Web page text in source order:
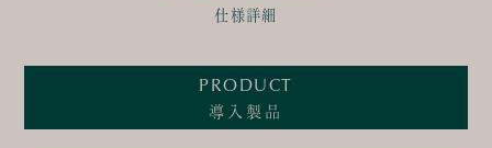
仕様詳細
PRODUCT
導入製品